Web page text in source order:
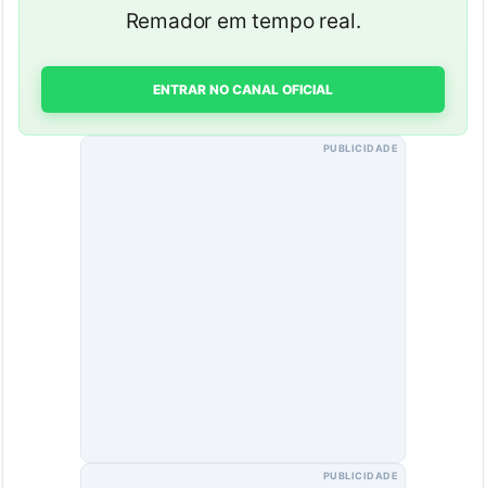
Remador em tempo real.
ENTRAR NO CANAL OFICIAL
PUBLICIDADE
PUBLICIDADE